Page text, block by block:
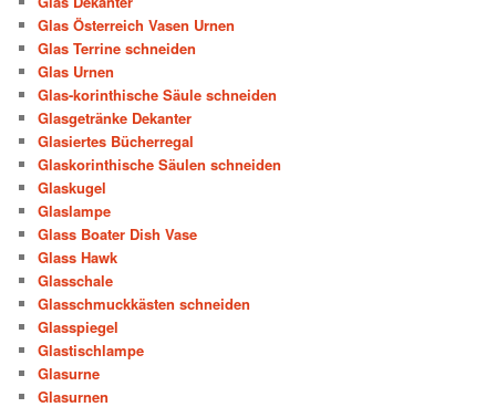
Glas Österreich Vasen Urnen
Glas Terrine schneiden
Glas Urnen
Glas-korinthische Säule schneiden
Glasgetränke Dekanter
Glasiertes Bücherregal
Glaskorinthische Säulen schneiden
Glaskugel
Glaslampe
Glass Boater Dish Vase
Glass Hawk
Glasschale
Glasschmuckkästen schneiden
Glasspiegel
Glastischlampe
Glasurne
Glasurnen